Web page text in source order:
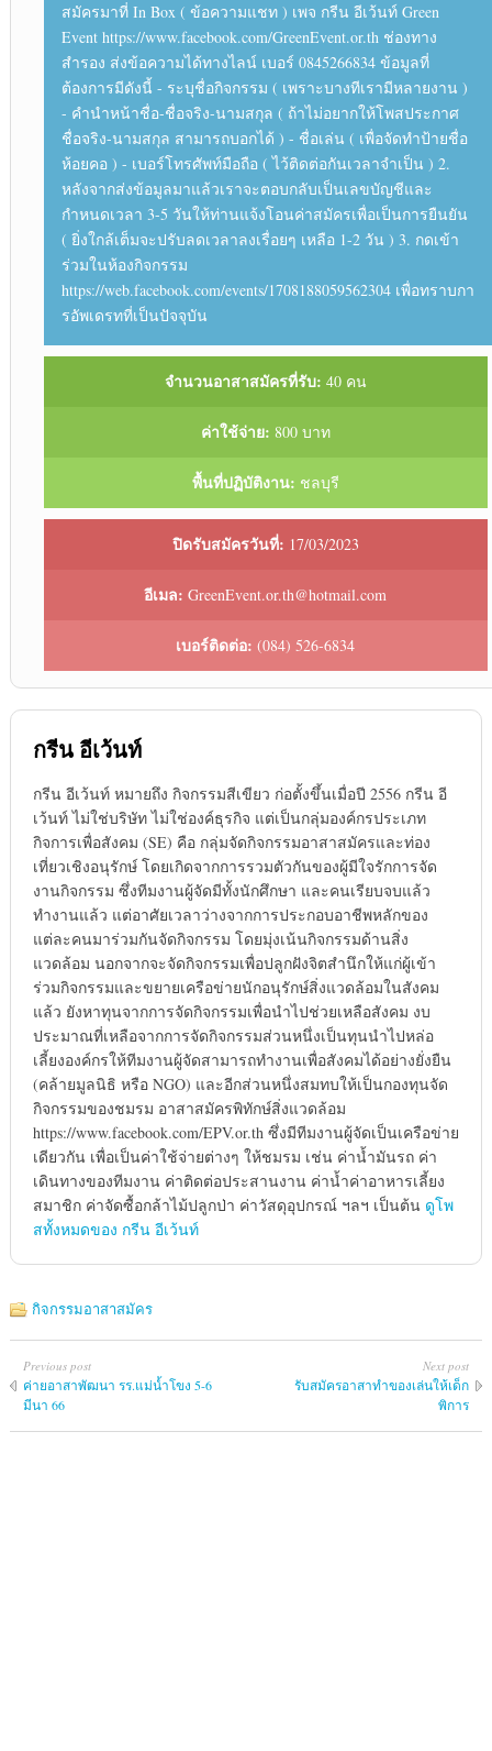
สมัครมาที่ In Box ( ข้อความแชท ) เพจ กรีน อีเว้นท์ Green
Event https://www.facebook.com/GreenEvent.or.th ช่องทาง
สำรอง ส่งข้อความได้ทางไลน์ เบอร์ 0845266834 ข้อมูลที่
ต้องการมีดังนี้ - ระบุชื่อกิจกรรม ( เพราะบางทีเรามีหลายงาน )
- คำนำหน้าชื่อ-ชื่อจริง-นามสกุล ( ถ้าไม่อยากให้โพสประกาศ
ชื่อจริง-นามสกุล สามารถบอกได้ ) - ชื่อเล่น ( เพื่อจัดทำป้ายชื่อ
ห้อยคอ ) - เบอร์โทรศัพท์มือถือ ( ไว้ติดต่อกันเวลาจำเป็น ) 2.
หลังจากส่งข้อมูลมาแล้วเราจะตอบกลับเป็นเลขบัญชีและ
กำหนดเวลา 3-5 วันให้ท่านแจ้งโอนค่าสมัครเพื่อเป็นการยืนยัน
( ยิ่งใกล้เต็มจะปรับลดเวลาลงเรื่อยๆ เหลือ 1-2 วัน ) 3. กดเข้า
ร่วมในห้องกิจกรรม
https://web.facebook.com/events/1708188059562304 เพื่อทราบกา
รอัพเดรทที่เป็นปัจจุบัน
จำนวนอาสาสมัครที่รับ: 40 คน
ค่าใช้จ่าย: 800 บาท
พื้นที่ปฏิบัติงาน: ชลบุรี
ปิดรับสมัครวันที่: 17/03/2023
อีเมล: GreenEvent.or.th@hotmail.com
เบอร์ติดต่อ: (084) 526-6834
กรีน อีเว้นท์
กรีน อีเว้นท์ หมายถึง กิจกรรมสีเขียว ก่อตั้งขึ้นเมื่อปี 2556 กรีน อี
เว้นท์ ไม่ใช่บริษัท ไม่ใช่องค์ธุรกิจ แต่เป็นกลุ่มองค์กรประเภท
กิจการเพื่อสังคม (SE) คือ กลุ่มจัดกิจกรรมอาสาสมัครและท่อง
เที่ยวเชิงอนุรักษ์ โดยเกิดจากการรวมตัวกันของผู้มีใจรักการจัด
งานกิจกรรม ซึ่งทีมงานผู้จัดมีทั้งนักศึกษา และคนเรียบจบแล้ว
ทำงานแล้ว แต่อาศัยเวลาว่างจากการประกอบอาชีพหลักของ
แต่ละคนมาร่วมกันจัดกิจกรรม โดยมุ่งเน้นกิจกรรมด้านสิ่ง
แวดล้อม นอกจากจะจัดกิจกรรมเพื่อปลูกฝังจิตสำนึกให้แก่ผู้เข้า
ร่วมกิจกรรมและขยายเครือข่ายนักอนุรักษ์สิ่งแวดล้อมในสังคม
แล้ว ยังหาทุนจากการจัดกิจกรรมเพื่อนำไปช่วยเหลือสังคม งบ
ประมาณที่เหลือจากการจัดกิจกรรมส่วนหนึ่งเป็นทุนนำไปหล่อ
เลี้ยงองค์กรให้ทีมงานผู้จัดสามารถทำงานเพื่อสังคมได้อย่างยั่งยืน
(คล้ายมูลนิธิ หรือ NGO) และอีกส่วนหนึ่งสมทบให้เป็นกองทุนจัด
กิจกรรมของชมรม อาสาสมัครพิทักษ์สิ่งแวดล้อม
https://www.facebook.com/EPV.or.th ซึ่งมีทีมงานผู้จัดเป็นเครือข่าย
เดียวกัน เพื่อเป็นค่าใช้จ่ายต่างๆ ให้ชมรม เช่น ค่าน้ำมันรถ ค่า
เดินทางของทีมงาน ค่าติดต่อประสานงาน ค่าน้ำค่าอาหารเลี้ยง
สมาชิก ค่าจัดซื้อกล้าไม้ปลูกป่า ค่าวัสดุอุปกรณ์ ฯลฯ เป็นต้น ดูโพ
สทั้งหมดของ กรีน อีเว้นท์
กิจกรรมอาสาสมัคร
Previous post
ค่ายอาสาพัฒนา รร.แม่น้ำโขง 5-6
มีนา 66
Next post
รับสมัครอาสาทำของเล่นให้เด็ก
พิการ